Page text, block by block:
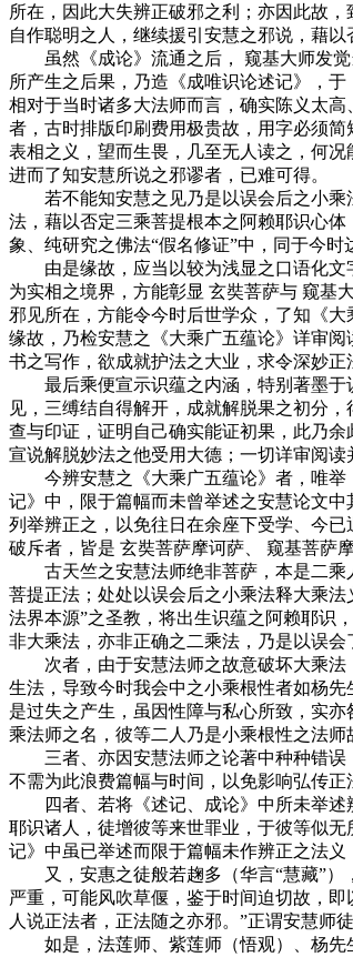
所在，因此大失辨正破邪之利；亦因此故
自作聪明之人，继续援引安慧之邪说，藉
虽然《成论》流通之后， 窥基大师发觉
所产生之后果，乃造《成唯识论述记》，
相对于当时诸多大法师而言，确实陈义太
者，古时排版印刷费用极贵故，用字必须
表相之义，望而生畏，几至无人读之，何
进而了知安慧所说之邪谬者，已难可得。
若不能知安慧之见乃是以误会后之小乘
法，藉以否定三乘菩提根本之阿赖耶识心
象、纯研究之佛法“假名修证”中，同于今时
由是缘故，应当以较为浅显之口语化文
为实相之境界，方能彰显 玄奘菩萨与 窥基
邪见所在，方能令今时后世学众，了知《
缘故，乃检安慧之《大乘广五蕴论》详审
书之写作，欲成就护法之大业，求令深妙
最后乘便宣示识蕴之内涵，特别著墨于
见，三缚结自得解开，成就解脱果之初分
查与印证，证明自己确实能证初果，此乃
宣说解脱妙法之他受用大德；一切详审阅
今辨安慧之《大乘广五蕴论》者，唯举
记》中，限于篇幅而未曾举述之安慧论文
列举辨正之，以免往日在余座下受学、今
破斥者，皆是 玄奘菩萨摩诃萨、 窥基菩萨
古天竺之安慧法师绝非菩萨，本是二乘
菩提正法；处处以误会后之小乘法释大乘
法界本源”之圣教，将出生识蕴之阿赖耶识
非大乘法，亦非正确之二乘法，乃是以误
次者，由于安慧法师之故意破坏大乘法
生法，导致今时我会中之小乘根性者如杨
是过失之产生，虽因性障与私心所致，实
乘法师之名，彼等二人乃是小乘根性之法
三者、亦因安慧法师之论著中种种错误，
不需为此浪费篇幅与时间，以免影响弘传正
四者、若将《述记、成论》中所未举述
耶识诸人，徒增彼等来世罪业，于彼等似
记》中虽已举述而限于篇幅未作辨正之法
又，安惠之徒般若趜多（华言“慧藏”）
严重，可能风吹草偃，鉴于时间迫切故，
人说正法者，正法随之亦邪。”正谓安慧
如是，法莲师、紫莲师（悟观）、杨先